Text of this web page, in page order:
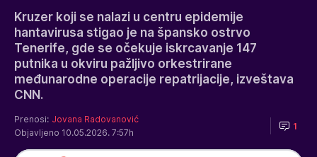
Kruzer koji se nalazi u centru epidemije
hantavirusa stigao je na špansko ostrvo
Tenerife, gde se očekuje iskrcavanje 147
putnika u okviru pažljivo orkestrirane
međunarodne operacije repatrijacije, izveštava
CNN.
Prenosi: Jovana Radovanović
Objavljeno 10.05.2026. 7:57h
1